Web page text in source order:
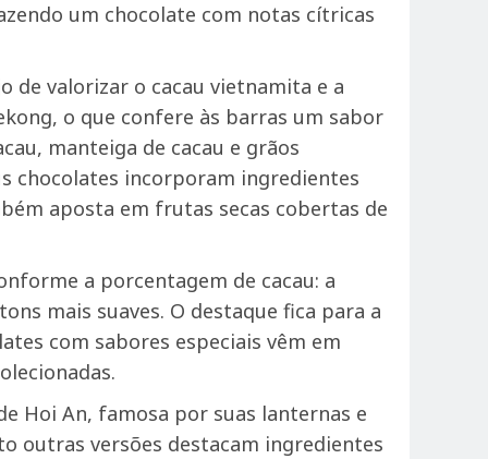
um chocolate com notas cítricas
de valorizar o cacau vietnamita e a
o que confere às barras um sabor
manteiga de cacau e grãos
chocolates incorporam ingredientes
aposta em frutas secas cobertas de
a porcentagem de cacau: a
mais suaves. O destaque fica para a
com sabores especiais vêm em
Hoi An, famosa por suas lanternas e
outras versões destacam ingredientes